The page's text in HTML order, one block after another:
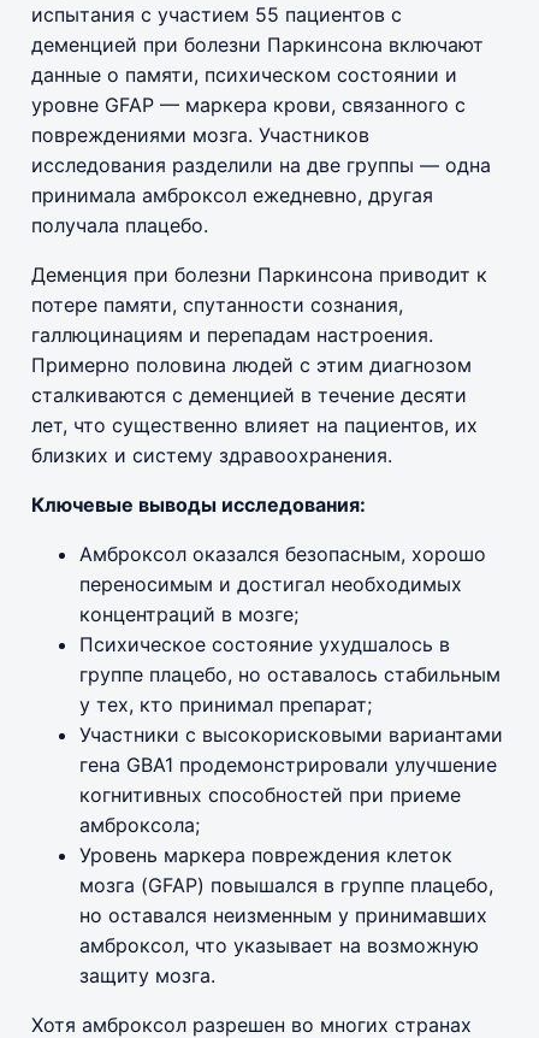
испытания с участием 55 пациентов с
деменцией при болезни Паркинсона включают
данные о памяти, психическом состоянии и
уровне GFAP — маркера крови, связанного с
повреждениями мозга. Участников
исследования разделили на две группы — одна
принимала амброксол ежедневно, другая
получала плацебо.
Деменция при болезни Паркинсона приводит к
потере памяти, спутанности сознания,
галлюцинациям и перепадам настроения.
Примерно половина людей с этим диагнозом
сталкиваются с деменцией в течение десяти
лет, что существенно влияет на пациентов, их
близких и систему здравоохранения.
Ключевые выводы исследования:
Амброксол оказался безопасным, хорошо
переносимым и достигал необходимых
концентраций в мозге;
Психическое состояние ухудшалось в
группе плацебо, но оставалось стабильным
у тех, кто принимал препарат;
Участники с высокорисковыми вариантами
гена GBA1 продемонстрировали улучшение
когнитивных способностей при приеме
амброксола;
Уровень маркера повреждения клеток
мозга (GFAP) повышался в группе плацебо,
но оставался неизменным у принимавших
амброксол, что указывает на возможную
защиту мозга.
Хотя амброксол разрешен во многих странах